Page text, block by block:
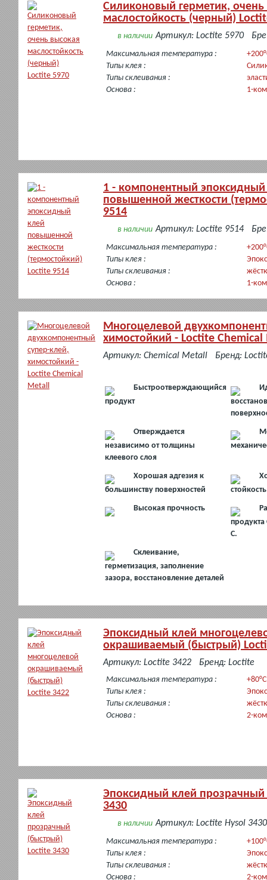
Силиконовый герметик, очень
маслостойкость (черный)
в наличии Артикул: Loctite 5970
Максимальная температура :
Типы клея :
Типы склеивания :
Основа :
1-
1 - компонентный эпоксидный
повышенной жесткости
9514
в наличии Артикул: Loctite 9514
Максимальная температура :
Типы клея :
Типы склеивания :
Основа :
1-
Многоцелевой
химостойкий - Loctite
в
Артикул: Chemical Metall Бренд:
Быстроотверждающийся
продукт
Отверждается
независимо от толщины
клеевого слоя
Хорошая адгезия к
большинству поверхностей
стойкость
Высокая прочность
продукта
C.
Склеивание,
герметизация, заполнение
зазора, восстановление деталей
Эпоксидный клей
окрашиваемый (быстрый)
в
Артикул: Loctite 3422 Бренд: Loctite
Максимальная температура :
+80°C
Типы клея :
Типы склеивания :
Основа :
2-
Эпоксидный клей
3430
в наличии Артикул: Loctite Hysol 3430
Максимальная температура :
Типы клея :
Типы склеивания :
Основа :
2-